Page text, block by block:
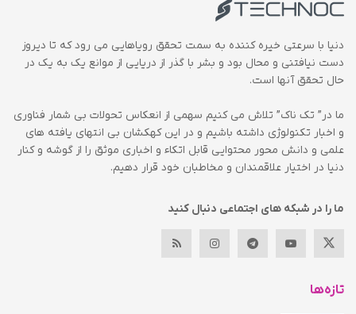
دنیا با سرعتی خیره کننده به سمت تحقق رویاهایی می رود که تا دیروز
دست نیافتنی و محال بود و بشر با گذر از دریایی از موانع یک به یک در
حال تحقق آنها است.
ما در” تک ناک” تلاش می کنیم سهمی از انعکاس تحولات بی شمار فناوری
و اخبار تکنولوژی داشته باشیم و در این کهکشان بی انتهای یافته های
علمی و دانش محور محتوایی قابل اتکاء و اخباری موثق را از گوشه و کنار
دنیا در اختیار علاقمندان و مخاطبان خود قرار دهیم.
ما را در شبکه های اجتماعی دنبال کنید
تازه‌ها